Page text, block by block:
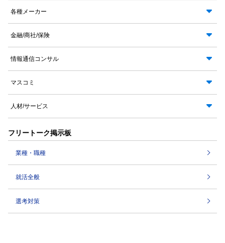
各種メーカー
金融/商社/保険
情報通信コンサル
マスコミ
人材/サービス
フリートーク掲示板
業種・職種
就活全般
選考対策